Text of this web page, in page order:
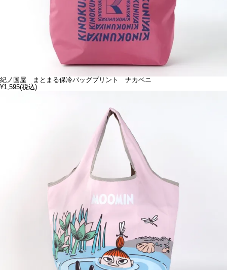
紀ノ国屋 まとまる保冷バッグプリント ナカベニ
¥1,595(税込)